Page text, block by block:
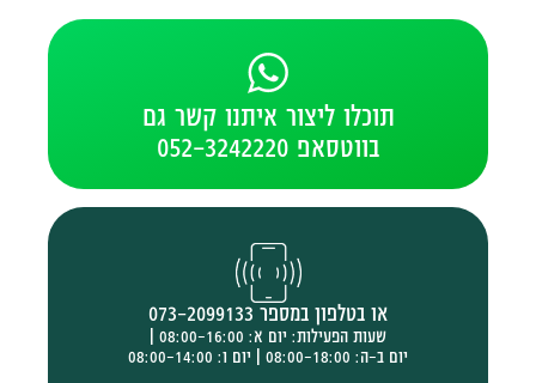
תוכלו ליצור איתנו קשר גם
בווטסאפ 052-3242220
או בטלפון במספר 073-2099133
שעות הפעילות: יום א: 08:00-16:00 |
יום ב-ה: 08:00-18:00 | יום ו: 08:00-14:00